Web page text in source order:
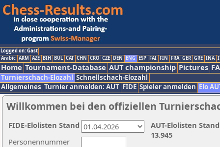
Logged on: Gast
Arabic ARM AZE BIH BUL CAT CHN CRO CZE DEN ENG ESP FAI FIN FRA GER GRE INA
Home Tournament-Database AUT championship Pictures
Turnierschach-Elozahl Schnellschach-Elozahl
Allgemeines Turnier anmelden: AUT FIDE Spieler anmelden Elo
Willkommen bei den offiziellen
Personennummer
AUT-Elolisten
13.945
FIDE-Elolisten Stand